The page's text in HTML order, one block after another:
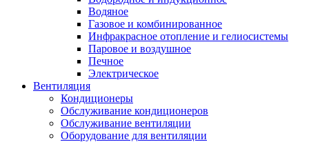
Водяное
Газовое и комбинированное
Инфракрасное отопление и гелиосистемы
Паровое и воздушное
Печное
Электрическое
Вентиляция
Кондиционеры
Обслуживание кондиционеров
Обслуживание вентиляции
Оборудование для вентиляции